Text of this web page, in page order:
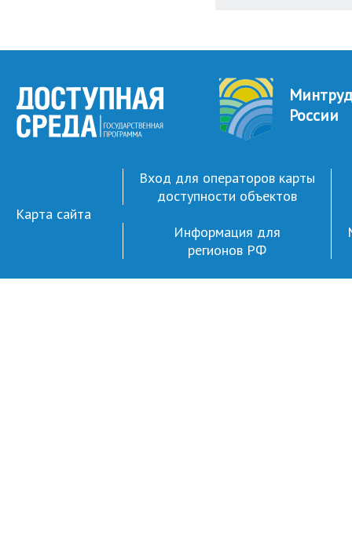
Минтруд
России
Карта сайта
Вход для операторов карты
доступности объектов
Информация для
регионов РФ